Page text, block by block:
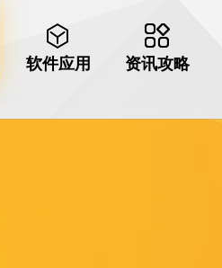
软件应用 资讯攻略